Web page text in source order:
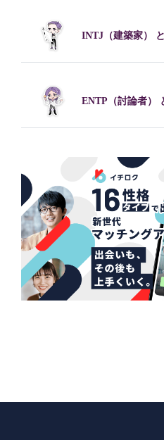
INTJ （建築家）
ENTP （討論者）